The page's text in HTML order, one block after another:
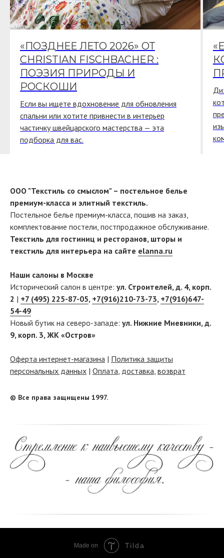
«ПОЗДНЕЕ ЛЕТО 2026» ОТ
CHRISTIAN FISCHBACHER :
ПОЭЗИЯ ПРИРОДЫ И
РОСКОШИ
Если вы ищете вдохновение для обновления
спальни или хотите привнести в интерьер
частичку швейцарского мастерства — эта
подборка для вас.
ООО "Текстиль со смыслом" – постельное белье
премиум-класса и элитный текстиль.
Постельное белье премиум-класса, пошив на заказ,
комплектование постели, постпродажное обслуживание.
Текстиль для гостиниц и ресторанов, шторы и
текстиль для интерьера на сайте elanna.ru
Наши салоны в Москве
Исторический салон в центре: ул. Строителей, д. 4, корп.
2 | +7 (495) 225-87-05, +7(916)210-73-73, +7(916)647-
54-49
Новый бутик на северо-западе: ул. Нижние Мневники, д.
9, корп. 3, ЖК «Остров»
Оферта интернет-магазина | Политика защиты
персональных данных | Оплата, доставка, возврат
© Все права защищены 1997.
Made on Tilda